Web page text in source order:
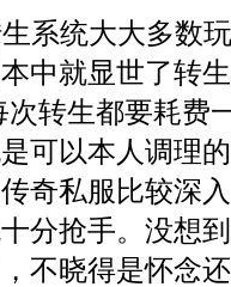
系统大大多数
中就显世了转
转生都要耗费
可以本人调理
奇私服比较深
分抢手。没想
不晓得是怀念